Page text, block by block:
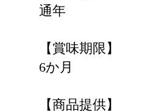
通年
【賞味期限】
6か月
【商品提供】